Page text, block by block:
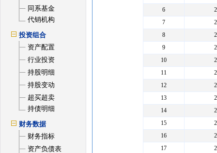
同系基金
代销机构
投资组合
资产配置
行业投资
持股明细
持股变动
超买超卖
持债明细
财务数据
财务指标
资产负债表
6
7
8
9
10
11
12
13
14
15
16
17